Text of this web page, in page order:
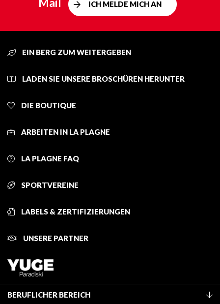
ICH MELDE MICH AN
EIN BERG ZUM WEITERGEBEN
LADEN SIE UNSERE BROSCHÜREN HERUNTER
DIE BOUTIQUE
ARBEITEN IN LA PLAGNE
LA PLAGNE FAQ
SPORTVEREINE
LABELS & ZERTIFIZIERUNGEN
UNSERE PARTNER
BERUFLICHER BEREICH